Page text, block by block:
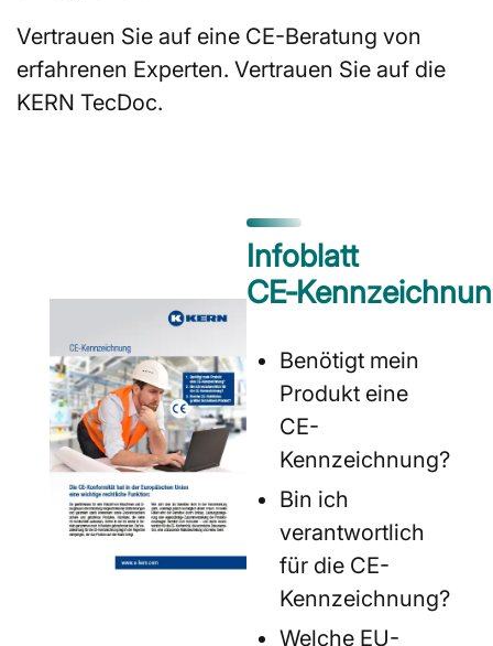
Vertrauen Sie auf eine CE-Beratung von
erfahrenen Experten. Vertrauen Sie auf die
KERN TecDoc.
Infoblatt
Benötigt mein
Produkt eine
CE-
Kennzeichnung?
Bin ich
verantwortlich
für die CE-
Kennzeichnung?
Welche EU-